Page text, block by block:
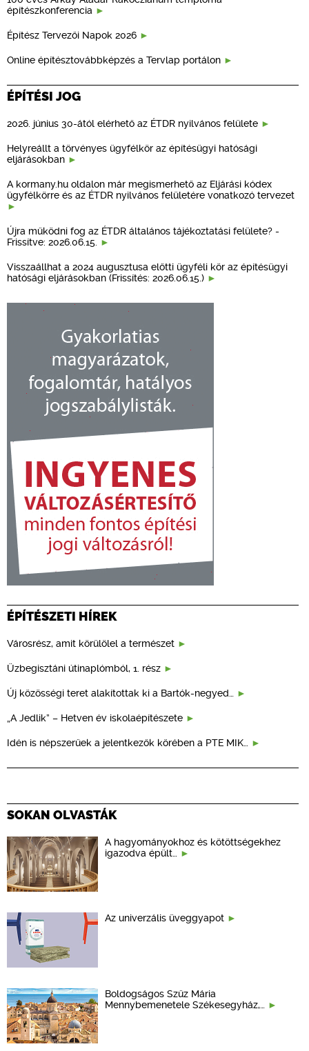
építészkonferencia
Építész Tervezői Napok 2026
Online építésztovábbképzés a Tervlap portálon
ÉPÍTÉSI JOG
2026. június 30-ától elérhető az ÉTDR nyilvános felülete
Helyreállt a törvényes ügyfélkör az építésügyi hatósági
eljárásokban
A kormany.hu oldalon már megismerhető az Eljárási kódex
ügyfélkörre és az ÉTDR nyilvános felületére vonatkozó tervezet
Újra működni fog az ÉTDR általános tájékoztatási felülete? -
Frissítve: 2026.06.15.
Visszaállhat a 2024 augusztusa előtti ügyféli kör az építésügyi
hatósági eljárásokban (Frissítés: 2026.06.15.)
ÉPÍTÉSZETI HÍREK
Városrész, amit körülölel a természet
Üzbegisztáni útinaplómból, 1. rész
Új közösségi teret alakítottak ki a Bartók-negyed…
„A Jedlik” – Hetven év iskolaépítészete
Idén is népszerűek a jelentkezők körében a PTE MIK…
SOKAN OLVASTÁK
A hagyományokhoz és kötöttségekhez
igazodva épült…
Az univerzális üveggyapot
Boldogságos Szűz Mária
Mennybemenetele Székesegyház,…